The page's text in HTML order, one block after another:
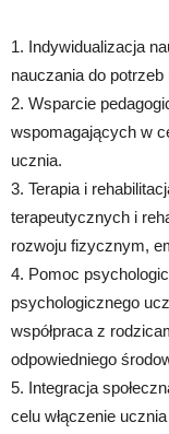
1. Indywidualizacja
nauczania do
2. Wsparcie
wspomagających w
ucznia.
3. Terapia i
terapeutycznych i
rozwoju fizycznym,
4. Pomoc
psychologicznego
współpraca z
odpowiedniego
5. Integracja
celu włączenie